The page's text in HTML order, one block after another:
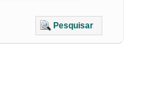
Pesquisar